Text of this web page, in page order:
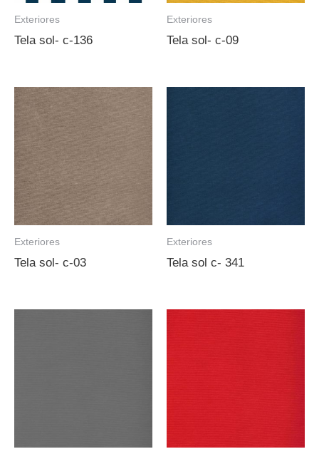
Exteriores
Tela sol- c-136
Exteriores
Tela sol- c-09
Exteriores
Tela sol- c-03
Exteriores
Tela sol c- 341